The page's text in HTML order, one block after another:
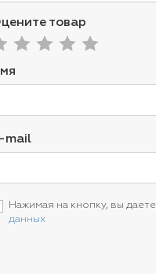
товар
mail
Нажимая на кнопку, вы даете
данных